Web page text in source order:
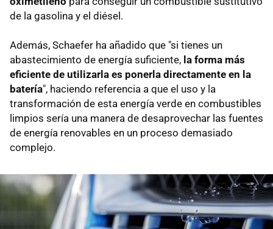
de la gasolina y el diésel.
Además, Schaefer ha añadido que "si tienes un
abastecimiento de energía suficiente, la forma más
eficiente de utilizarla es ponerla directamente en la
batería", haciendo referencia a que el uso y la
transformación de esta energía verde en combustibles
limpios sería una manera de desaprovechar las fuentes
de energía renovables en un proceso demasiado
complejo.